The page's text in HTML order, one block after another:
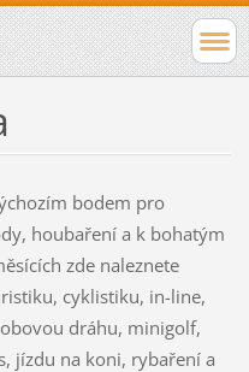
bodem pro
houbaření a k bohatým
zde naleznete
cyklistiku, in-line,
dráhu, minigolf,
jízdu na koni, rybaření a